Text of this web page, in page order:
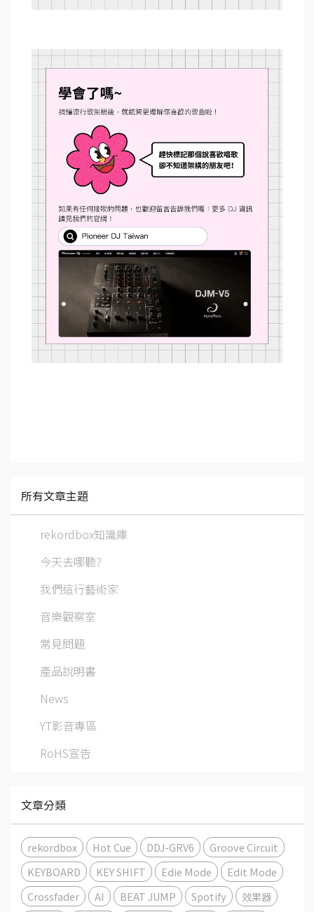
所有文章主題
rekordbox知識庫
今天去哪聽?
我們這行藝術家
音樂觀察室
常見問題
產品說明書
News
YT影音專區
RoHS宣告
文章分類
rekordbox Hot Cue DDJ-GRV6
Groove Circuit
KEYBOARD
KEY SHIFT Edie Mode
Edit Mode
Crossfader
AI BEAT JUMP Spotify
效果器